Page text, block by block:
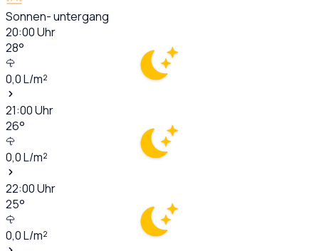
Sonnen- untergang
20:00Uhr
28°
0,0L/m²
21:00Uhr
26°
0,0L/m²
22:00Uhr
25°
0,0L/m²